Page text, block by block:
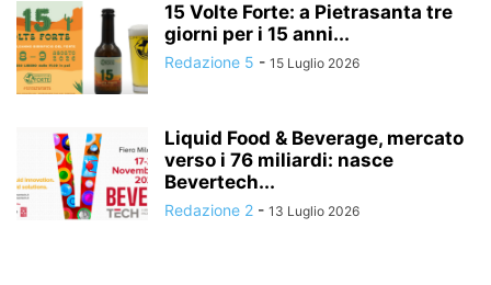
15 Volte Forte: a Pietrasanta tre
giorni per i 15 anni...
Redazione 5 - 15 Luglio 2026
Liquid Food & Beverage, mercato
verso i 76 miliardi: nasce
Bevertech...
Redazione 2 - 13 Luglio 2026